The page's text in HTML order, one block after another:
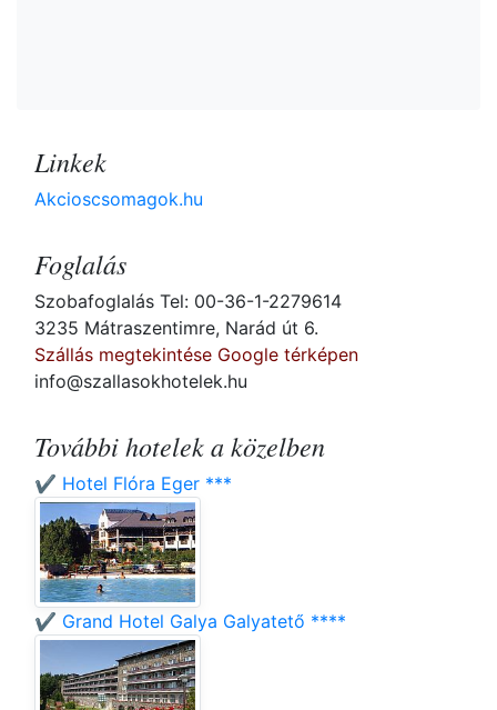
Linkek
Akcioscsomagok.hu
Foglalás
Szobafoglalás Tel: 00-36-1-2279614
3235 Mátraszentimre, Narád út 6.
Szállás megtekintése Google térképen
info@szallasokhotelek.hu
További hotelek a közelben
✔️ Hotel Flóra Eger ***
✔️ Grand Hotel Galya Galyatető ****